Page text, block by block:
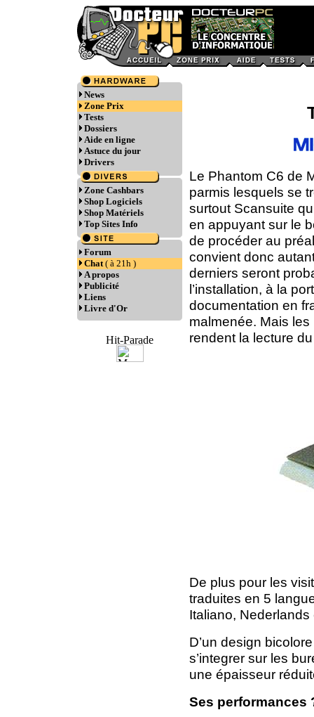
News
Zone Prix
Tests
Dossiers
Aide en ligne
Astuce du jour
Drivers
Zone Cashbars
Shop Logiciels
Shop Matériels
Top Sites Info
Forum
Chat( à 21h )
A propos
Publicité
Liens
Livre d'Or
Le Phantom C6 de
parmis lesquels se
surtout Scansuite
en appuyant sur le
de procéder au
convient donc
derniers seront
l’installation, à la
documentation en
malmenée. Mais
rendent la lecture
De plus pour les
traduites en 5
Italiano,
D’un design
s’integrer sur les
une épaisseur
Ses performances